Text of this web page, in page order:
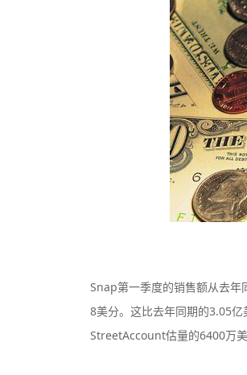
Snap第一季度的销售额从去
8美分。这比去年同期的3.05
StreetAccount估量的6400万美